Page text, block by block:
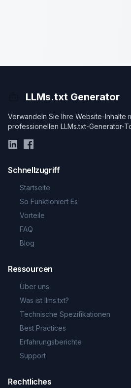
LLMs.txt Generator
Verwandeln Sie Ihre Website-Inhalte
professionellen LLMs.txt-Generator-
Schnellzugriff
Startseite
So Funktioniert Es
Vorteile
FAQ
Blog
Ressourcen
Über uns
Was ist llms.txt?
Technische Spezifikationen
Best Practices
Erfahrungsberichte
Support
Rechtliches